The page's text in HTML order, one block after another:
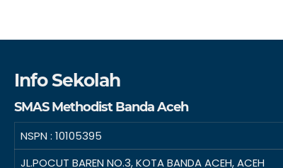
Info Sekolah
SMAS Methodist Banda Aceh
NSPN : 10105395
JL.POCUT BAREN NO.3, KOTA BANDA ACEH, ACEH